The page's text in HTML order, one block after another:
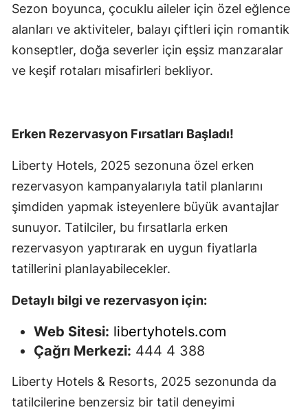
Sezon boyunca, çocuklu aileler için özel eğlence
alanları ve aktiviteler, balayı çiftleri için romantik
konseptler, doğa severler için eşsiz manzaralar
ve keşif rotaları misafirleri bekliyor.
Erken Rezervasyon Fırsatları Başladı!
Liberty Hotels, 2025 sezonuna özel erken
rezervasyon kampanyalarıyla tatil planlarını
şimdiden yapmak isteyenlere büyük avantajlar
sunuyor. Tatilciler, bu fırsatlarla erken
rezervasyon yaptırarak en uygun fiyatlarla
tatillerini planlayabilecekler.
Detaylı bilgi ve rezervasyon için:
Web Sitesi: libertyhotels.com
Çağrı Merkezi: 444 4 388
Liberty Hotels & Resorts, 2025 sezonunda da
tatilcilerine benzersiz bir tatil deneyimi